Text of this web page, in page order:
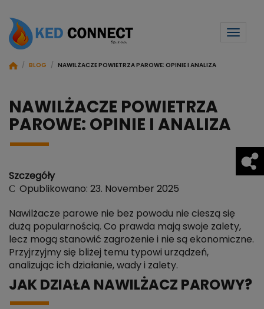
Toggle
/ BLOG / NAWILŻACZE POWIETRZA PAROWE: OPINIE I ANALIZA
NAWILŻACZE POWIETRZA
PAROWE: OPINIE I ANALIZA
Szczegóły
Opublikowano: 23. November 2025
Nawilżacze parowe nie bez powodu nie cieszą się
dużą popularnością. Co prawda mają swoje zalety,
lecz mogą stanowić zagrożenie i nie są ekonomiczne.
Przyjrzyjmy się bliżej temu typowi urządzeń,
analizując ich działanie, wady i zalety.
JAK DZIAŁA NAWILŻACZ PAROWY?